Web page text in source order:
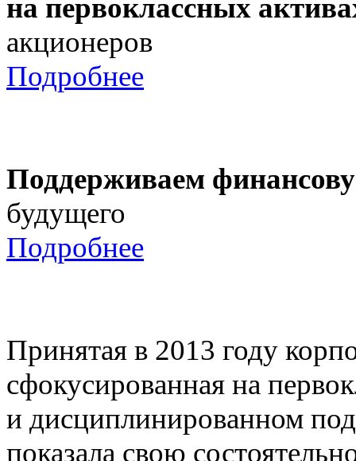
на первоклассных
акционеров
Подробнее
Поддерживаем
будущего
Подробнее
Принятая в 2013 году
сфокусированная на
и дисциплинированном
показала свою